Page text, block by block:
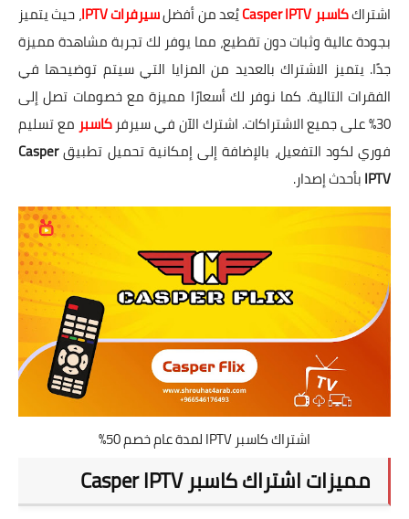
اشتراككاسبرCasper IPTVيُعد من أفضلسيرفرات IPTV
، حيث يتميز
بجودة عالية وثبات دون تقطيع، مما يوفر لك تجربة مشاهدة مميزة
جدًا. يتميز الاشتراك بالعديد من المزايا التي سيتم توضيحها في
الفقرات التالية. كما نوفر لك أسعارًا مميزة مع خصومات تصل إلى
30% على جميع الاشتراكات. اشترك الآن في سيرفر
كاسبرمع تسليم
فوري لكود التفعيل، بالإضافة إلى إمكانية تحميل تطبيقCasper
IPTVبأحدث إصدار.
اشتراك كاسبر IPTV لمدة عام خصم 50%
مميزات اشتراك كاسبر Casper IPTV